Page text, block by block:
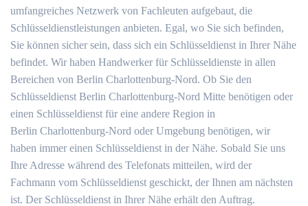
umfangreiches Netzwerk von Fachleuten aufgebaut, die
Schlüsseldienstleistungen anbieten. Egal, wo Sie sich befinden,
Sie können sicher sein, dass sich ein Schlüsseldienst in Ihrer Nähe
befindet. Wir haben Handwerker für Schlüsseldienste in allen
Bereichen von Berlin Charlottenburg-Nord. Ob Sie den
Schlüsseldienst Berlin Charlottenburg-Nord Mitte benötigen oder
einen Schlüsseldienst für eine andere Region in
Berlin Charlottenburg-Nord oder Umgebung benötigen, wir
haben immer einen Schlüsseldienst in der Nähe. Sobald Sie uns
Ihre Adresse während des Telefonats mitteilen, wird der
Fachmann vom Schlüsseldienst geschickt, der Ihnen am nächsten
ist. Der Schlüsseldienst in Ihrer Nähe erhält den Auftrag.